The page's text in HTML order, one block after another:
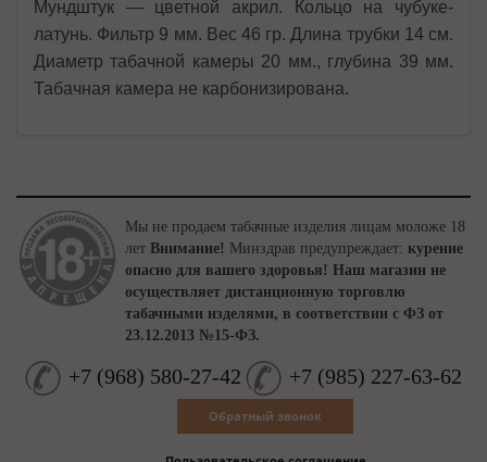
Мундштук — цветной акрил. Кольцо на чубуке-
латунь. Фильтр 9 мм. Вес 46 гр. Длина трубки 14 см.
Диаметр табачной камеры 20 мм., глубина 39 мм.
Табачная камера не карбонизирована.
Мы не продаем табачные изделия лицам моложе 18
лет Внимание! Минздрав предупреждает: курение
опасно для вашего здоровья! Наш магазин не
осуществляет дистанционную торговлю
табачными изделями, в соответствии с ФЗ от
23.12.2013 №15-ФЗ.
+7 (968) 580-27-42 +7 (985) 227-63-62
Обратный звонок